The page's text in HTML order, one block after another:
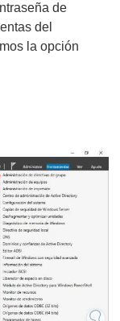
de
del
la opción